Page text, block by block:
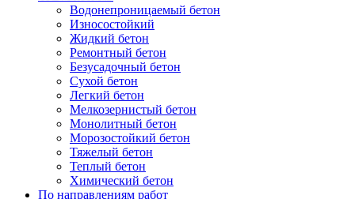
Водонепроницаемый бетон
Износостойкий
Жидкий бетон
Ремонтный бетон
Безусадочный бетон
Сухой бетон
Легкий бетон
Мелкозернистый бетон
Монолитный бетон
Морозостойкий бетон
Тяжелый бетон
Теплый бетон
Химический бетон
По направлениям работ